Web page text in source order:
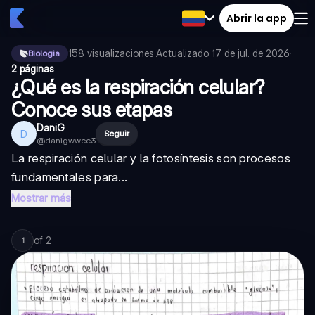
Abrir la app
Biologia 158 visualizaciones·Actualizado 17 de jul. de 2026·
2 páginas
¿Qué es la respiración celular?
Conoce sus etapas
D DaniG
@danigwwee3
Seguir
La respiración celular y la fotosíntesis son procesos
fundamentales para...
Mostrar más
1 of 2